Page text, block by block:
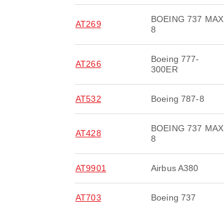
AT269
BOEING 737 MAX
8
AT266
Boeing 777-
300ER
AT532 Boeing 787-8
AT428
BOEING 737 MAX
8
AT9901 Airbus A380
AT703 Boeing 737